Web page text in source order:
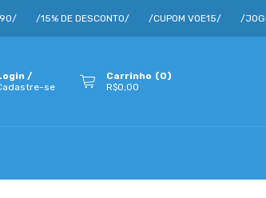
DESCONTO/ /CUPOM VOE15/ /JOGOS A PARTIR
/
se
Carrinho (0)
R$0,00